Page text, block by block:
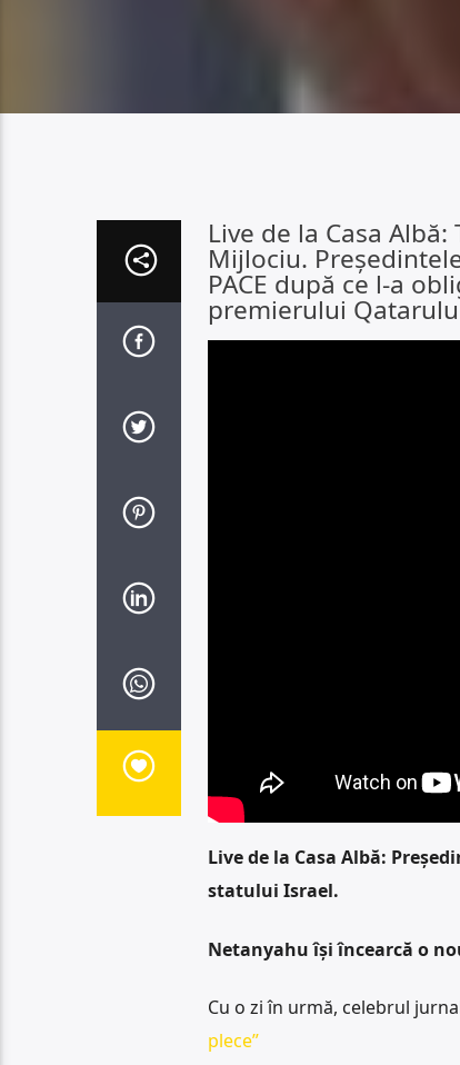
Live de la Casa
Mijlociu.
PACE după ce l-a
premierului
Live de la Casa Albă:
statului Israel.
Netanyahu își încearcă o
Cu o zi în urmă, celebrul
plece”